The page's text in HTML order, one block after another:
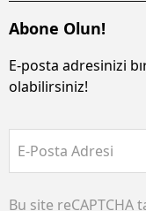
Abone Olun!
E-posta adresinizi
olabilirsiniz!
E-Posta Adresi
Bu site reCAPTCHA